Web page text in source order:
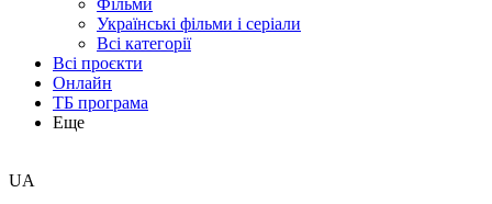
Фільми
Українські фільми і серіали
Всі категорії
Всі проєкти
Онлайн
ТБ програма
Еще
UA